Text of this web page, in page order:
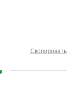
Скопировать